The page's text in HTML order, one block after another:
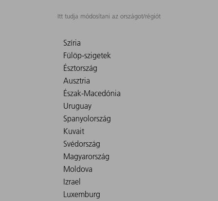
Itt tudja módosítani az országot/régiót